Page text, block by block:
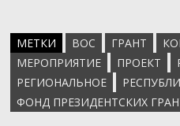
МЕТКИ ВОС ГРАНТ
МЕРОПРИЯТИЕ
ПРОЕКТ
РЕГИОНАЛЬНОЕ
ФОНД ПРЕЗИДЕНТСКИХ